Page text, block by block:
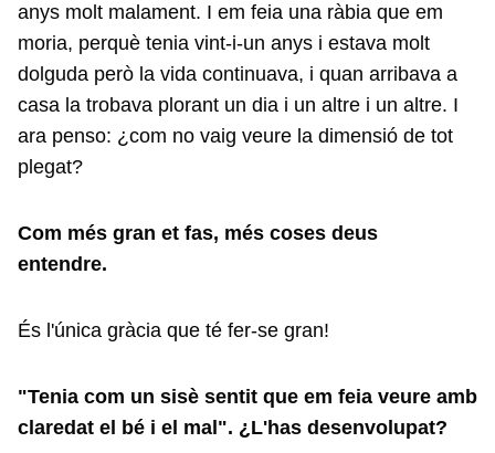
anys molt malament. I em feia una ràbia que em
moria, perquè tenia vint-i-un anys i estava molt
dolguda però la vida continuava, i quan arribava a
casa la trobava plorant un dia i un altre i un altre. I
ara penso: ¿com no vaig veure la dimensió de tot
plegat?
Com més gran et fas, més coses deus
entendre.
És l'única gràcia que té fer-se gran!
"Tenia com un sisè sentit que em feia veure amb
claredat el bé i el mal". ¿L'has desenvolupat?